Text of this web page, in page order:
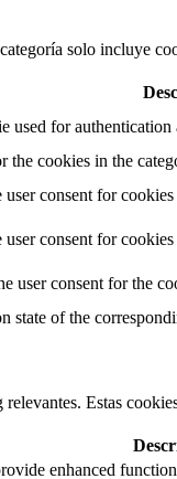
solo incluye
for authentication
the cookies in the
consent for
consent for
user consent for the
state of the
Estas
enhanced